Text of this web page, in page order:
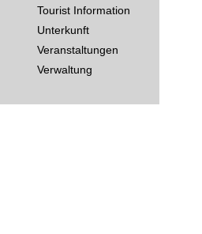
Tourist Information
Unterkunft
Veranstaltungen
Verwaltung